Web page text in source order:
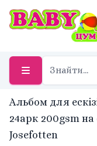
Альбом для
24арк 200gsm на
Josefotten